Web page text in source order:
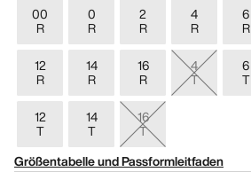
00
R
0
R
2
R
4
R
6
R
12
R
14
R
16
R
4
T
6
T
12
T
14
T
16
T
Größentabelle und Passformleitfaden